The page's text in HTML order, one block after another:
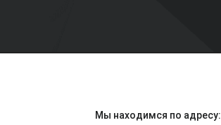
Мы находимся по адресу: